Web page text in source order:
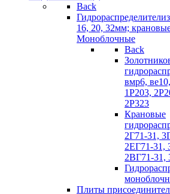
Back
Гидрораспределители
16, 20, 32мм;
Моноблочные
Back
вмр6,
1Р203,
2Р323
Крановые
2Г71-31,
2ЕГ71-31,
2ВГ71-31,
Плиты